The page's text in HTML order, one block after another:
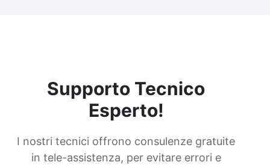
Supporto Tecnico
Esperto!
I nostri tecnici offrono consulenze gratuite
in tele-assistenza, per evitare errori e